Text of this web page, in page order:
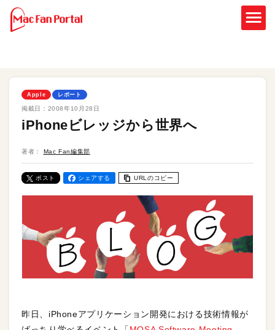
Apple レポート
掲載日： 2008年10月28日
iPhoneビレッジから世界へ
著者： Mac Fan編集部
ポスト シェアする URLのコピー
昨日、iPhoneアプリケーション開発における技術情報が